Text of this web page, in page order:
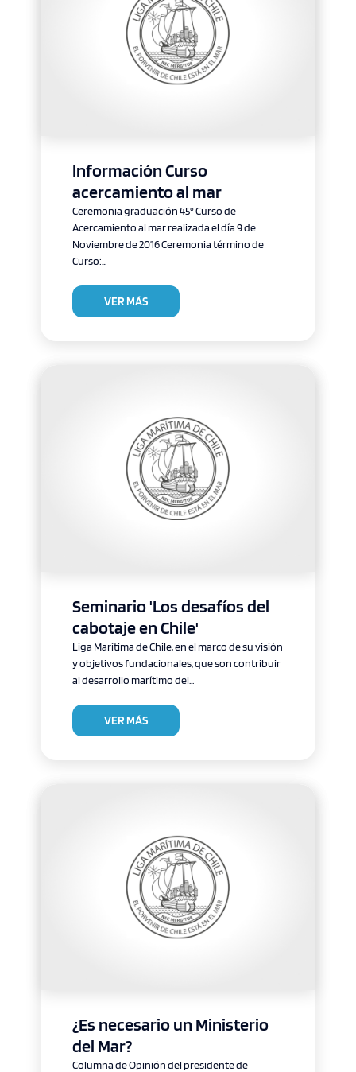
Información Curso
acercamiento al mar
Ceremonia graduación 45° Curso de
Acercamiento al mar realizada el día 9 de
Noviembre de 2016 Ceremonia término de
Curso:...
VER MÁS
Seminario 'Los desafíos del
cabotaje en Chile'
Liga Marítima de Chile, en el marco de su visión
y objetivos fundacionales, que son contribuir
al desarrollo marítimo del...
VER MÁS
¿Es necesario un Ministerio
del Mar?
Columna de Opinión del presidente de